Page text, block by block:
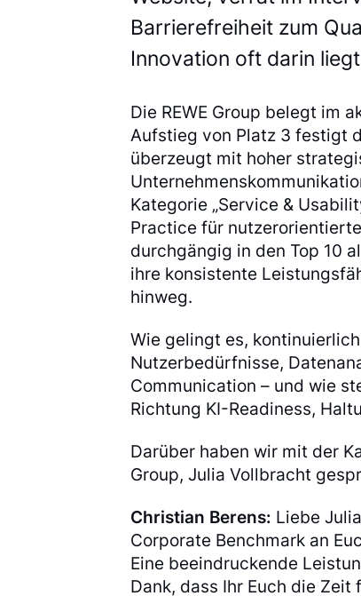
Barrierefreiheit zum
Innovation oft darin
Die REWE Group belegt im
Aufstieg von Platz 3 festigt
überzeugt mit hoher
Kategorie „Service &
Practice für
durchgängig in den Top 10
ihre konsistente
hinweg.
Wie gelingt es,
Nutzerbedürfnisse,
Communication – und wie
Richtung KI-Readiness,
Darüber haben wir mit der
Group, Julia Vollbracht
Christian Berens: Liebe
Corporate Benchmark an
Eine beeindruckende
Dank, dass Ihr Euch die